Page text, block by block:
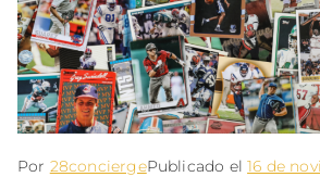
Por 28conciergePublicado el16 de